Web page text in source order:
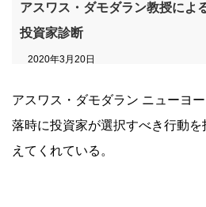
アスワス・ダモダラン教授によ
投資家診断
2020年3月20日
アスワス・ダモダラン ニューヨ
落時に投資家が選択すべき行動
えてくれている。